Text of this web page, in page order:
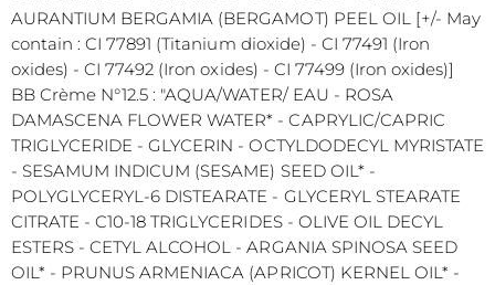
AURANTIUM BERGAMIA (BERGAMOT) PEEL OIL [+/- May
contain : CI 77891 (Titanium dioxide) - CI 77491 (Iron
oxides) - CI 77492 (Iron oxides) - CI 77499 (Iron oxides)]
BB Crème N°12.5 : "AQUA/WATER/ EAU - ROSA
DAMASCENA FLOWER WATER* - CAPRYLIC/CAPRIC
TRIGLYCERIDE - GLYCERIN - OCTYLDODECYL MYRISTATE
- SESAMUM INDICUM (SESAME) SEED OIL* -
POLYGLYCERYL-6 DISTEARATE - GLYCERYL STEARATE
CITRATE - C10-18 TRIGLYCERIDES - OLIVE OIL DECYL
ESTERS - CETYL ALCOHOL - ARGANIA SPINOSA SEED
OIL* - PRUNUS ARMENIACA (APRICOT) KERNEL OIL* -